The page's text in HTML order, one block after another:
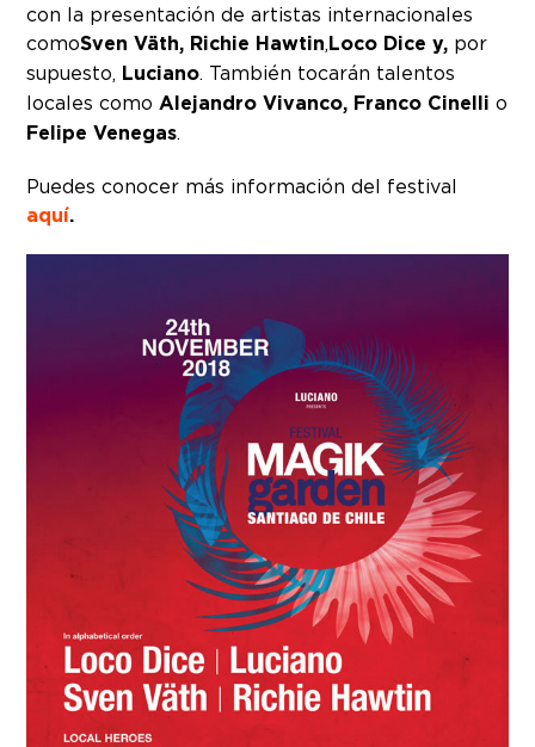
con la presentación de artistas internacionales
comoSven Väth, Richie Hawtin,Loco Dice y, por
supuesto, Luciano. También tocarán talentos
locales comoAlejandro Vivanco, Franco Cinelli o
Felipe Venegas.
Puedes conocer más información del festival
aquí.